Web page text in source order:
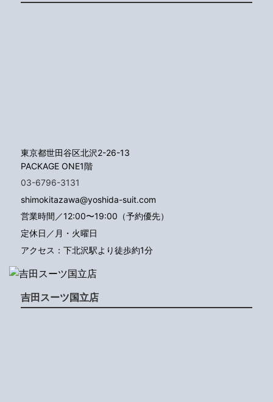
東京都世田谷区北沢2-26-13
PACKAGE ONE1階
03-6796-3131
shimokitazawa@yoshida-suit.com
営業時間／12:00〜19:00（予約優先）
定休日／月・火曜日
アクセス：下北沢駅より徒歩約1分
吉田スーツ国立店